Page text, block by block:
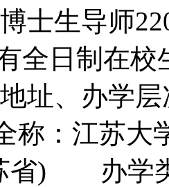
士生导师
全日制在
地址、办
称：江苏
省) 办学